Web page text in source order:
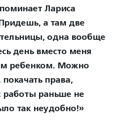
Лариса
а там две
одна вообще
день вместо меня
ребенком. Можно
права,
работы раньше не
так неудобно!»